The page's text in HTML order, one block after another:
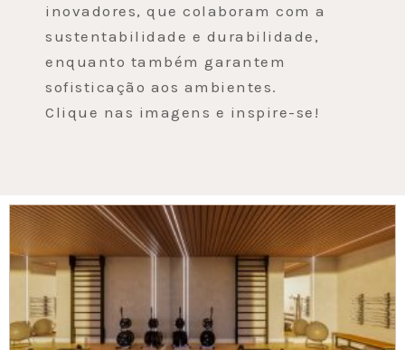
inovadores, que colaboram com a
sustentabilidade e durabilidade,
enquanto também garantem
sofisticação aos ambientes.
Clique nas imagens e inspire-se!